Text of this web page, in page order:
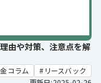
由や対策、注意点を解
コラム
リースバック